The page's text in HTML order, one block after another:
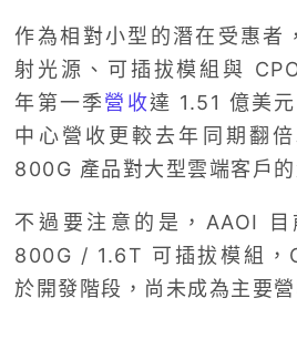
作為相對小型的潛在受惠者
射光源、可插拔模組與
年第一季營收達 1.51 億美
中心營收更較去年同期翻
800G 產品對大型雲端客戶的
不過要注意的是，AAOI
800G / 1.6T 可插拔模組，
於開發階段，尚未成為主要營